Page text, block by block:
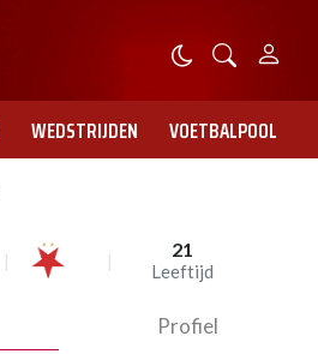
WEDSTRIJDEN VOETBALPOOL
21
Leeftijd
Profiel